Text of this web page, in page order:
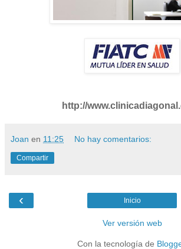
http://
Joan en 11:25 No hay comentarios:
Compartir
‹ Inicio
Ver versión web
Con la tecnología de